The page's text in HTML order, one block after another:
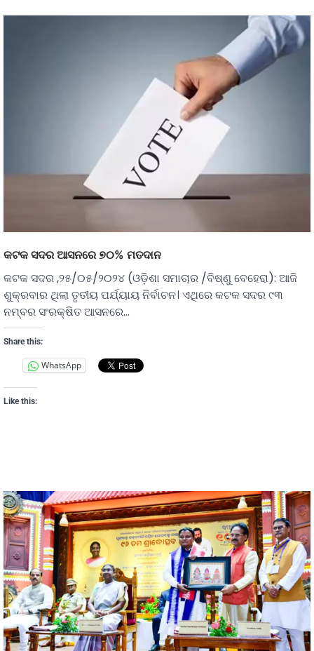
କଟକ ସଦର ଆସନରେ ୭୦% ମତଦାନ
କଟକ ସଦର ,୨୫/୦୫/୨୦୨୪ (ଓଡ଼ିଶା ସମାଚାର /ବିଷ୍ଣୁ ବେହେରା): ଆଜି
ଶୁକ୍ରବାର ଥିଲା ତୃତୀୟ ପର୍ଯ୍ୟାୟ ନିର୍ବାଚନ। ଏଥିରେ କଟକ ସଦର ୯୩
ନମ୍ବର ସଂରକ୍ଷିତ ଆସନରେ…
Share this:
WhatsApp
Like this: